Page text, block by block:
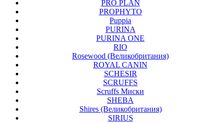
PRO PLAN
PROPHYTO
Puppia
PURINA
PURINA ONE
RIO
Rosewood (Великобритания)
ROYAL CANIN
SCHESIR
SCRUFFS
Scruffs Миски
SHEBA
Shires (Великобритания)
SIRIUS